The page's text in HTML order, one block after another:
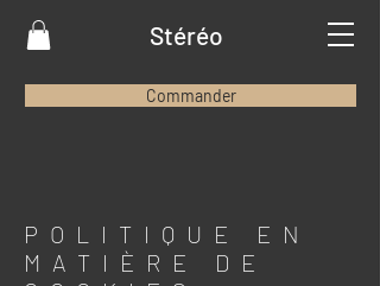
Stéréo
Commander
POLITIQUE EN
MATIÈRE DE